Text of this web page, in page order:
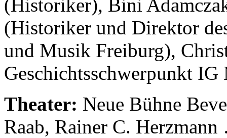
(Historiker), Bini
(Historiker und Direktor
und Musik Freiburg),
Geschichtsschwerpunkt
Theater: Neue Bühne
Raab, Rainer C.